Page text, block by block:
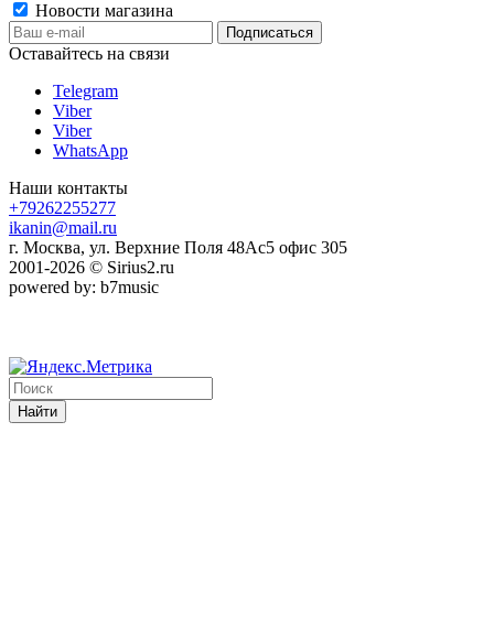
Новости магазина
Оставайтесь на связи
Telegram
Viber
Viber
WhatsApp
Наши контакты
+79262255277
ikanin@mail.ru
г. Москва, ул. Верхние Поля 48Ас5 офис 305
2001-2026 © Sirius2.ru
powered by: b7music
Найти